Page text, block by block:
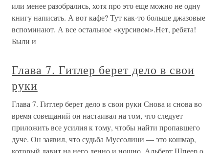
или менее разобрались, хотя про это еще можно не одну
книгу написать. А вот кафе? Тут как-то больше джазовые
вспоминают. А все остальное «курсивом».Нет, ребята!
Были и
Глава 7. Гитлер берет дело в свои
руки
Глава 7. Гитлер берет дело в свои руки Снова и снова во
время совещаний он настаивал на том, что следует
приложить все усилия к тому, чтобы найти пропавшего
дуче. Он заявил, что судьба Муссолини — это кошмар,
который давит на него денно и нощно. Альберт Шпеер о